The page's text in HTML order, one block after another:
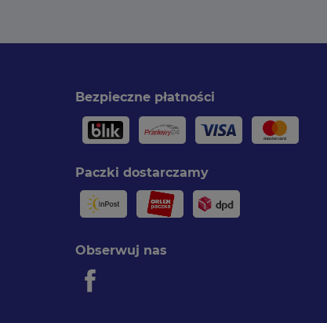
Bezpieczne płatności
Paczki dostarczamy
Obserwuj nas